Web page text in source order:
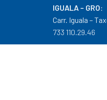
IGUALA – GRO:
Carr. Iguala –
733 110.29.46